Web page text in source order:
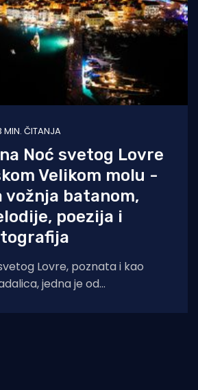
MIN. ČITANJA
Noć svetog Lovre
Velikom molu -
vožnja batanom,
poezija i
Lovre, poznata i kao
jedna je od